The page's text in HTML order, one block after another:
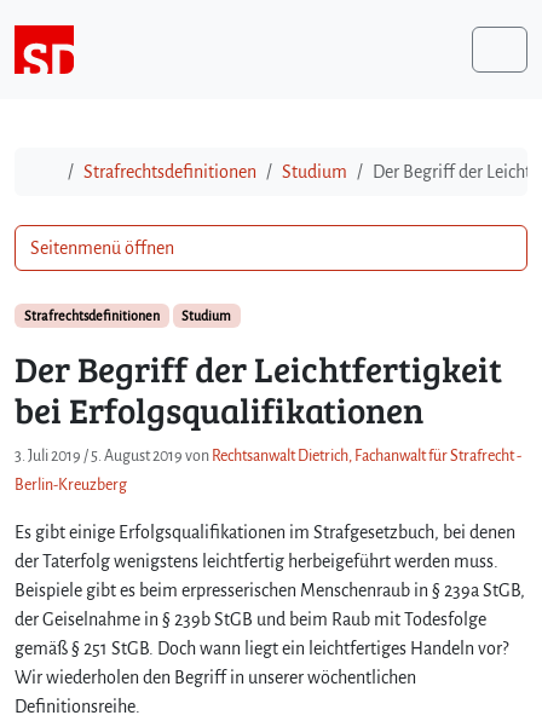
StartStrafrechtsdefinitionen Studium Der Begriff der
Strafrechtsdefinitionen Studium
Der Begriff der Leichtfertigkeit
bei Erfolgsqualifikationen
3. Juli 2019 / 5. August 2019 von Rechtsanwalt Dietrich, Fachanwalt für Strafrecht -
Berlin-Kreuzberg
Es gibt einige Erfolgsqualifikationen im Strafgesetzbuch, bei denen
der Taterfolg wenigstens leichtfertig herbeigeführt werden muss.
Beispiele gibt es beim erpresserischen Menschenraub in § 239a StGB,
der Geiselnahme in § 239b StGB und beim Raub mit Todesfolge
gemäß § 251 StGB. Doch wann liegt ein leichtfertiges Handeln vor?
Wir wiederholen den Begriff in unserer wöchentlichen
Definitionsreihe.
Seitenmenü öffnen